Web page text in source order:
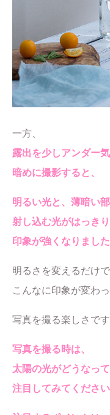
一方、
露出を少しアンダー
暗めに撮影すると、
明るい光と、薄暗い
射し込む光がはっきり
印象が強くなりました
明るさを変えるだけで
こんなに印象が変わ
写真を撮る楽しさで
写真を撮る時は、
太陽の光がどうなっ
注目してみてくださ